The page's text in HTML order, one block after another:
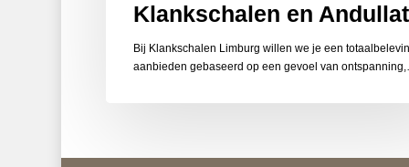
Klankschalen en
Bij Klankschalen Limburg willen we je een
aanbieden gebaseerd op een gevoel van